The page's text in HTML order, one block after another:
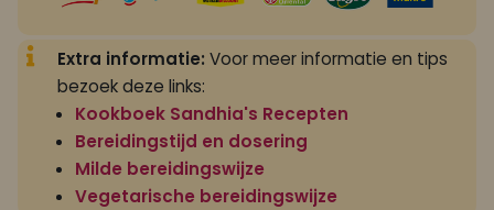
Extra informatie: Voor meer informatie en tips
bezoek deze links:
Kookboek Sandhia's Recepten
Bereidingstijd en dosering
Milde bereidingswijze
Vegetarische bereidingswijze